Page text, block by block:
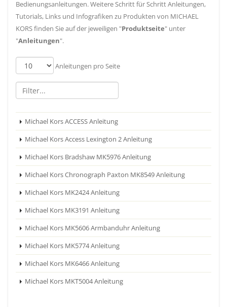
Bedienungsanleitungen. Weitere Schritt für Schritt Anleitungen,
Tutorials, Links und Infografiken zu Produkten von MICHAEL
KORS finden Sie auf der jeweiligen "Produktseite" unter
"Anleitungen".
Anleitungen pro Seite
Michael Kors ACCESS Anleitung
Michael Kors Access Lexington 2 Anleitung
Michael Kors Bradshaw MK5976 Anleitung
Michael Kors Chronograph Paxton MK8549 Anleitung
Michael Kors MK2424 Anleitung
Michael Kors MK3191 Anleitung
Michael Kors MK5606 Armbanduhr Anleitung
Michael Kors MK5774 Anleitung
Michael Kors MK6466 Anleitung
Michael Kors MKT5004 Anleitung